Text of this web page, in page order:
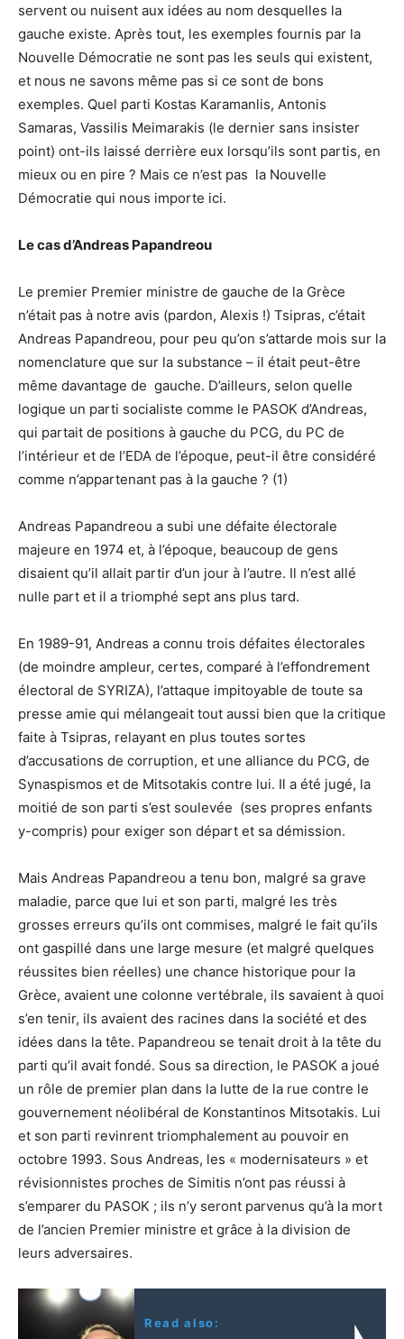
servent ou nuisent aux idées au nom desquelles la
gauche existe. Après tout, les exemples fournis par la
Nouvelle Démocratie ne sont pas les seuls qui existent,
et nous ne savons même pas si ce sont de bons
exemples. Quel parti Kostas Karamanlis, Antonis
Samaras, Vassilis Meimarakis (le dernier sans insister
point) ont-ils laissé derrière eux lorsqu’ils sont partis, en
mieux ou en pire ? Mais ce n’est pas la Nouvelle
Démocratie qui nous importe ici.
Le cas d’Andreas Papandreou
Le premier Premier ministre de gauche de la Grèce
n’était pas à notre avis (pardon, Alexis !) Tsipras, c’était
Andreas Papandreou, pour peu qu’on s’attarde mois sur la
nomenclature que sur la substance – il était peut-être
même davantage de gauche. D’ailleurs, selon quelle
logique un parti socialiste comme le PASOK d’Andreas,
qui partait de positions à gauche du PCG, du PC de
l’intérieur et de l’EDA de l’époque, peut-il être considéré
comme n’appartenant pas à la gauche ? (1)
Andreas Papandreou a subi une défaite électorale
majeure en 1974 et, à l’époque, beaucoup de gens
disaient qu’il allait partir d’un jour à l’autre. Il n’est allé
nulle part et il a triomphé sept ans plus tard.
En 1989-91, Andreas a connu trois défaites électorales
(de moindre ampleur, certes, comparé à l’effondrement
électoral de SYRIZA), l’attaque impitoyable de toute sa
presse amie qui mélangeait tout aussi bien que la critique
faite à Tsipras, relayant en plus toutes sortes
d’accusations de corruption, et une alliance du PCG, de
Synaspismos et de Mitsotakis contre lui. Il a été jugé, la
moitié de son parti s’est soulevée (ses propres enfants
y-compris) pour exiger son départ et sa démission.
Mais Andreas Papandreou a tenu bon, malgré sa grave
maladie, parce que lui et son parti, malgré les très
grosses erreurs qu’ils ont commises, malgré le fait qu’ils
ont gaspillé dans une large mesure (et malgré quelques
réussites bien réelles) une chance historique pour la
Grèce, avaient une colonne vertébrale, ils savaient à quoi
s’en tenir, ils avaient des racines dans la société et des
idées dans la tête. Papandreou se tenait droit à la tête du
parti qu’il avait fondé. Sous sa direction, le PASOK a joué
un rôle de premier plan dans la lutte de la rue contre le
gouvernement néolibéral de Konstantinos Mitsotakis. Lui
et son parti revinrent triomphalement au pouvoir en
octobre 1993. Sous Andreas, les « modernisateurs » et
révisionnistes proches de Simitis n’ont pas réussi à
s’emparer du PASOK ; ils n’y seront parvenus qu’à la mort
de l’ancien Premier ministre et grâce à la division de
leurs adversaires.
Read also: